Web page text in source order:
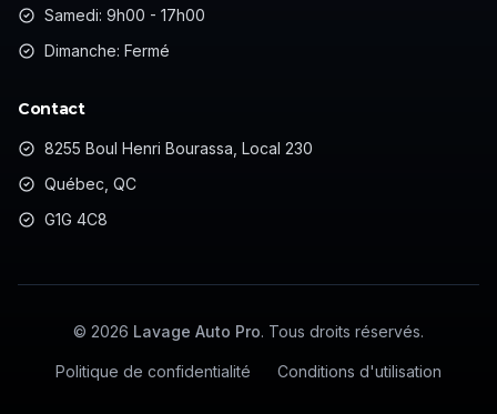
Samedi: 9h00 - 17h00
Dimanche: Fermé
Contact
8255 Boul Henri Bourassa, Local 230
Québec, QC
G1G 4C8
© 2026 Lavage Auto Pro. Tous droits réservés.
Politique de confidentialité Conditions d'utilisation